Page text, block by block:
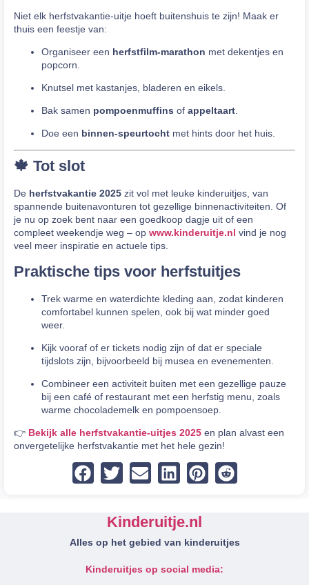
Niet elk herfstvakantie-uitje hoeft buitenshuis te zijn! Maak er
thuis een feestje van:
Organiseer een herfstfilm-marathon met dekentjes en
popcorn.
Knutsel met kastanjes, bladeren en eikels.
Bak samen pompoenmuffins of appeltaart
Doe een binnen-speurtocht met hints door het huis.
🍁 Tot slot
De herfstvakantie 2025 zit vol met leuke kinderuitjes, van
spannende buitenavonturen tot gezellige binnenactiviteiten. Of
je nu op zoek bent naar een goedkoop dagje uit of een
compleet weekendje weg – op www.kinderuitje.nl vind je nog
veel meer inspiratie en actuele tips.
Praktische tips voor herfstuitjes
Trek warme en waterdichte kleding aan, zodat kinderen
comfortabel kunnen spelen, ook bij wat minder goed
weer.
Kijk vooraf of er tickets nodig zijn of dat er speciale
tijdslots zijn, bijvoorbeeld bij musea en evenementen.
Combineer een activiteit buiten met een gezellige pauze
bij een café of restaurant met een herfstig menu, zoals
warme chocolademelk en pompoensoep.
👉 Bekijk alle herfstvakantie-uitjes 2025 en plan alvast een
onvergetelijke herfstvakantie met het hele gezin!
Kinderuitje.nl
Alles op het gebied van kinderuitjes
Kinderuitjes op social media: